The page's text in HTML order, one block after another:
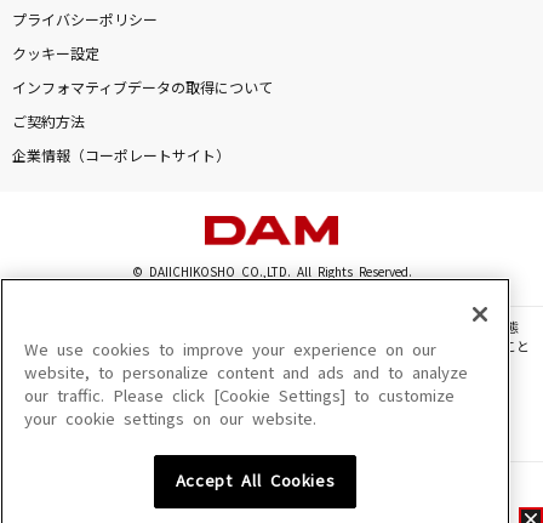
プライバシーポリシー
クッキー設定
インフォマティブデータの取得について
ご契約方法
企業情報（コーポレートサイト）
© DAIICHIKOSHO CO.,LTD. All Rights Reserved.
このサイトに掲載されている一切の文章・画像・写真・動画・音声等を、手段や形態
を問わず、著作権法の定める範囲を超えて無断で複製、転載、ファイル化などすること
を禁じます。
楽曲及びコンテンツは、機種によりご利用いただけない場合があります。
楽曲及びコンテンツの配信日、配信内容が変更になる場合があります。
We use cookies to improve your experience on our
website, to personalize content and ads and to analyze
our traffic. Please click [Cookie Settings] to customize
your cookie settings on our website.
Accept All Cookies